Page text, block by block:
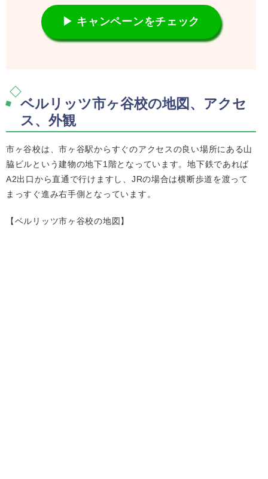
▶ キャンペーンをチェック
ベルリッツ市ヶ谷校の地図、アクセ
ス、外観
市ヶ谷校は、市ヶ谷駅からすぐのアクセスの良い場所にある山
脇ビルという建物の地下1階となっています。地下鉄であれば
A2出口から直通で行けますし、JRの場合は横断歩道を渡って
まっすぐ進み右手側となっています。
【ベルリッツ市ヶ谷校の地図】